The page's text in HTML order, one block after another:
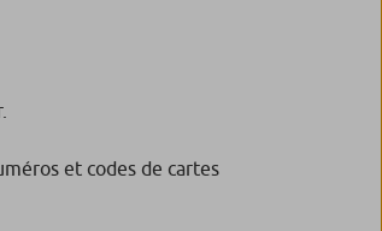
et codes de cartes